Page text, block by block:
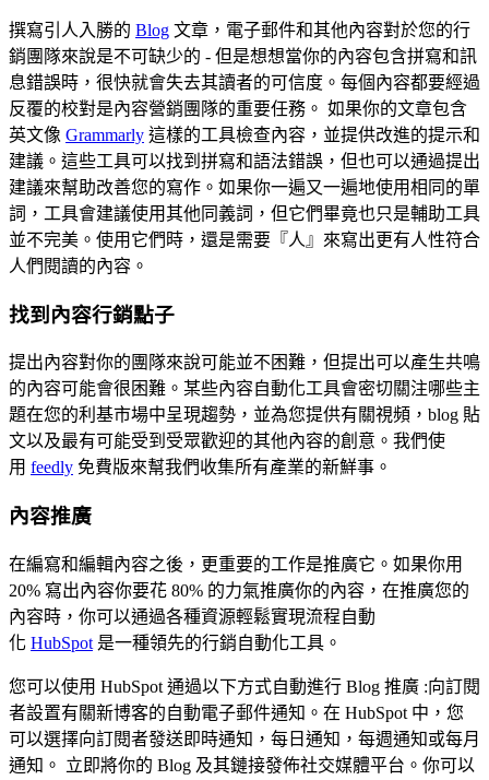
撰寫引人入勝的 Blog 文章，電子郵件和其他內容對於您的行
銷團隊來說是不可缺少的 - 但是想想當你的內容包含拼寫和訊
息錯誤時，很快就會失去其讀者的可信度。每個內容都要經過
反覆的校對是內容營銷團隊的重要任務。 如果你的文章包含
英文像 Grammarly 這樣的工具檢查內容，並提供改進的提示和
建議。這些工具可以找到拼寫和語法錯誤，但也可以通過提出
建議來幫助改善您的寫作。如果你一遍又一遍地使用相同的單
詞，工具會建議使用其他同義詞，但它們畢竟也只是輔助工具
並不完美。使用它們時，還是需要『人』來寫出更有人性符合
人們閱讀的內容。
找到內容行銷點子
提出內容對你的團隊來說可能並不困難，但提出可以產生共鳴
的內容可能會很困難。某些內容自動化工具會密切關注哪些主
題在您的利基市場中呈現趨勢，並為您提供有關視頻，blog 貼
文以及最有可能受到受眾歡迎的其他內容的創意。我們使
用 feedly 免費版來幫我們收集所有產業的新鮮事。
內容推廣
在編寫和編輯內容之後，更重要的工作是推廣它。如果你用
20% 寫出內容你要花 80% 的力氣推廣你的內容，在推廣您的
內容時，你可以通過各種資源輕鬆實現流程自動
化 HubSpot 是一種領先的行銷自動化工具。
您可以使用 HubSpot 通過以下方式自動進行 Blog 推廣 :向訂閱
者設置有關新博客的自動電子郵件通知。在 HubSpot 中，您
可以選擇向訂閱者發送即時通知，每日通知，每週通知或每月
通知。 立即將你的 Blog 及其鏈接發佈社交媒體平台。你可以